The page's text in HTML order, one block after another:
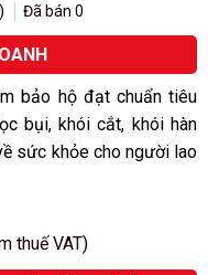
Đã bán0
bảo hộ đạt chuẩn tiêu
bụi, khói cắt, khói hàn
sức khỏe cho người lao
thuế VAT)